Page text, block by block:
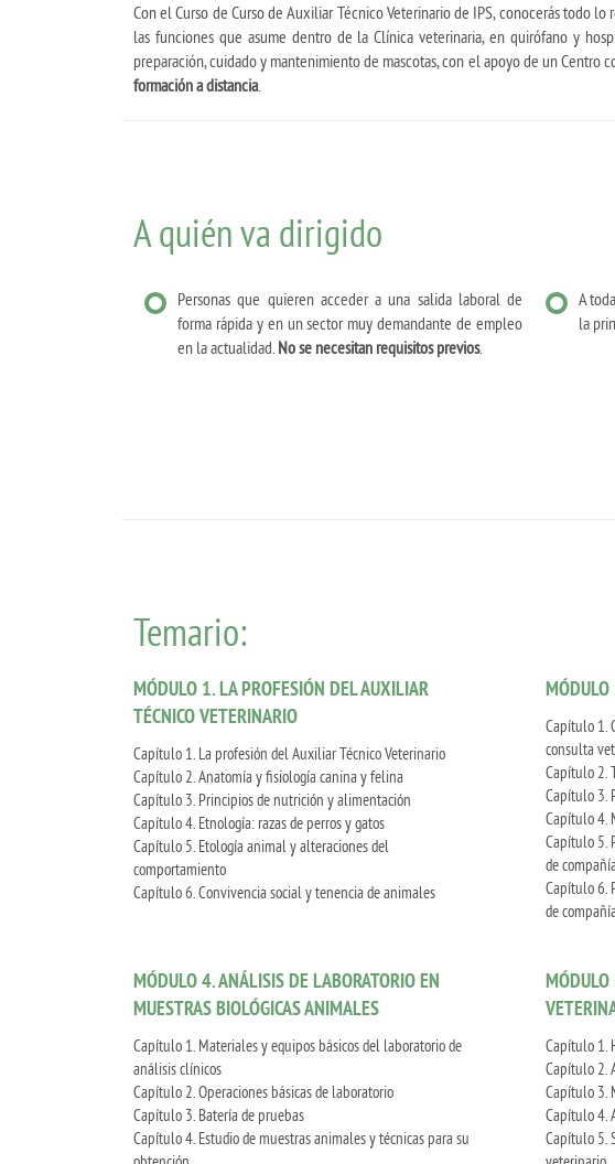
Con el Curso de Curso de Auxiliar Técnico Veterinario de IPS, conocerás todo
las funciones que asume dentro de la Clínica veterinaria, en quirófano y
preparación, cuidado y mantenimiento de mascotas, con el apoyo de un Centro
formación a distancia.
A quién va dirigido
Personas que quieren acceder a una salida laboral de
forma rápida y en un sector muy demandante de empleo
en la actualidad. No se necesitan requisitos previos.
A
la
Temario:
MÓDULO 1. LA PROFESIÓN DEL AUXILIAR
TÉCNICO VETERINARIO
Capítulo 1. La profesión del Auxiliar Técnico Veterinario
Capítulo 2. Anatomía y fisiología canina y felina
Capítulo 3. Principios de nutrición y alimentación
Capítulo 4. Etnología: razas de perros y gatos
Capítulo 5. Etología animal y alteraciones del
comportamiento
Capítulo 6. Convivencia social y tenencia de animales
MÓDULO
Capítulo 1.
consulta
Capítulo 2.
Capítulo 3.
Capítulo 4.
Capítulo 5.
de
Capítulo 6.
de
MÓDULO 4. ANÁLISIS DE LABORATORIO EN
MUESTRAS BIOLÓGICAS ANIMALES
Capítulo 1. Materiales y equipos básicos del laboratorio de
análisis clínicos
Capítulo 2. Operaciones básicas de laboratorio
Capítulo 3. Batería de pruebas
Capítulo 4. Estudio de muestras animales y técnicas para su
MÓDULO
Capítulo 1.
Capítulo 2.
Capítulo 3.
Capítulo 4.
Capítulo 5.